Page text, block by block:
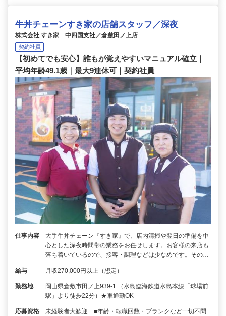
牛丼チェーンすき家の店舗スタッフ／深夜
株式会社 すき家 中四国支社／倉敷田ノ上店
契約社員
【初めてでも安心】誰もが覚えやすいマニュアル確立｜
平均年齢49.1歳｜最大9連休可｜契約社員
仕事内容
大手牛丼チェーン『すき家』で、店内清掃や翌日の準備を中
心とした深夜時間帯の業務をお任せします。お客様の来店も
落ち着いているので、接客・調理などは少なめです。その…
給与 月収270,000円以上（想定）
勤務地
岡山県倉敷市田ノ上939-1 （水島臨海鉄道水島本線「球場前
駅」より徒歩22分）★車通勤OK
応募資格
未経験者大歓迎 ■年齢・転職回数・ブランクなど一切不問